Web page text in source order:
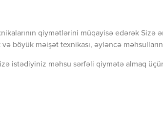
qiymətlərini müqayisə edərək
böyük məişət texnikası, əyləncə
istədiyiniz məhsu sərfəli qiymətə almaq